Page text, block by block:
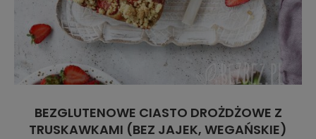
BEZGLUTENOWE CIASTO DROŻDŻOWE Z
TRUSKAWKAMI (BEZ JAJEK, WEGAŃSKIE)